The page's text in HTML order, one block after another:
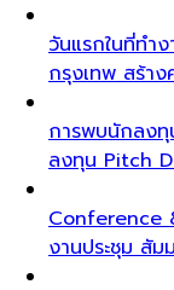
วันแรกในที่ทำง
กรุงเทพ สร้า
การพบนักลงทุ
ลงทุน Pitch
Conference
งานประชุม สั